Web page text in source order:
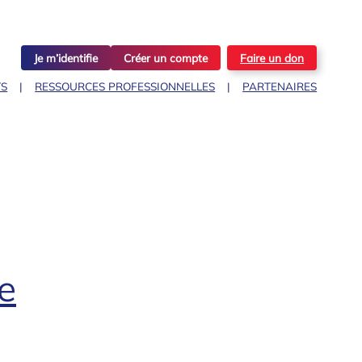
Je m’identifie Créer un compte Faire un don
RESSOURCES PROFESSIONNELLES PARTENAIRES